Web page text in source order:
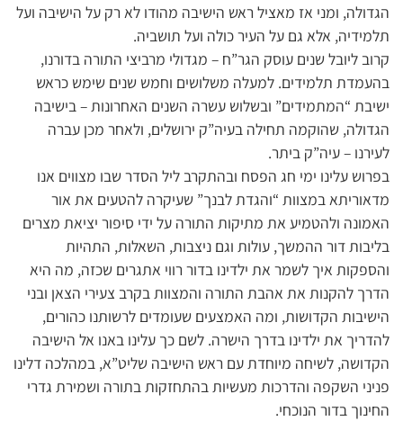
הגדולה, ומני אז מאציל ראש הישיבה מהודו לא רק על הישיבה ועל
תלמידיה, אלא גם על העיר כולה ועל תושביה.
קרוב ליובל שנים עוסק הגר”ח – מגדולי מרביצי התורה בדורנו,
בהעמדת תלמידים. למעלה משלושים וחמש שנים שימש כראש
ישיבת “המתמידים” ובשלוש עשרה השנים האחרונות – בישיבה
הגדולה, שהוקמה תחילה בעיה”ק ירושלים, ולאחר מכן עברה
לעירנו – עיה”ק ביתר.
בפרוש עלינו ימי חג הפסח ובהתקרב ליל הסדר שבו מצווים אנו
מדאוריתא במצוות “והגדת לבנך” שעיקרה להטעים את אור
האמונה ולהטמיע את מתיקות התורה על ידי סיפור יציאת מצרים
בליבות דור ההמשך, עולות וגם ניצבות, השאלות, התהיות
והספקות איך לשמר את ילדינו בדור רווי אתגרים שכזה, מה היא
הדרך להקנות את אהבת התורה והמצוות בקרב צעירי הצאן ובני
הישיבות הקדושות, ומה האמצעים שעומדים לרשותנו כהורים,
להדריך את ילדינו בדרך הישרה. לשם כך עלינו באנו אל הישיבה
הקדושה, לשיחה מיוחדת עם ראש הישיבה שליט”א, במהלכה דלינו
פניני השקפה והדרכות מעשיות בהתחזקות בתורה ושמירת גדרי
החינוך בדור הנוכחי.